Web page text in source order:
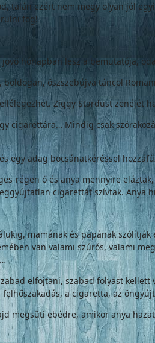
talán ezért nem megy olyan jól
fog!
hónapban lesz a bemutatója,
öszszebújva táncol
Ziggy Stardust zenéjét
cigarettára… Mindig csak
egy adag bocsánatkéréssel
régen ő és anya mennyire
cigarettát szívtak.
mamának és papának
van valami szúrós, valami
elfojtani, szabad folyást
a cigaretta, az
megsüti ebédre, amikor anya